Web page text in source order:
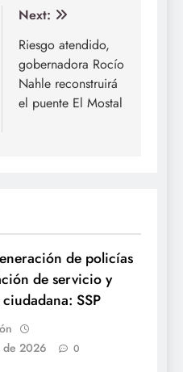
Next:
Riesgo atendido,
gobernadora Rocío
Nahle reconstruirá
el puente El Mostal
de policías
de servicio y
SSP
2026
0